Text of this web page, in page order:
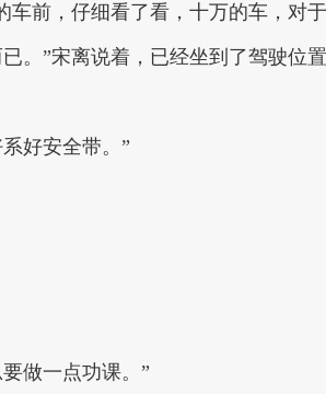
前，仔细看了看，十万的车，对
。”宋离说着，已经坐到了驾驶位
好安全带。”
做一点功课。”